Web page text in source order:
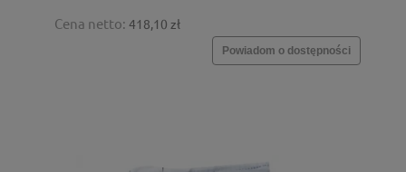
Cena netto: 418,10 zł
Powiadom o dostępności